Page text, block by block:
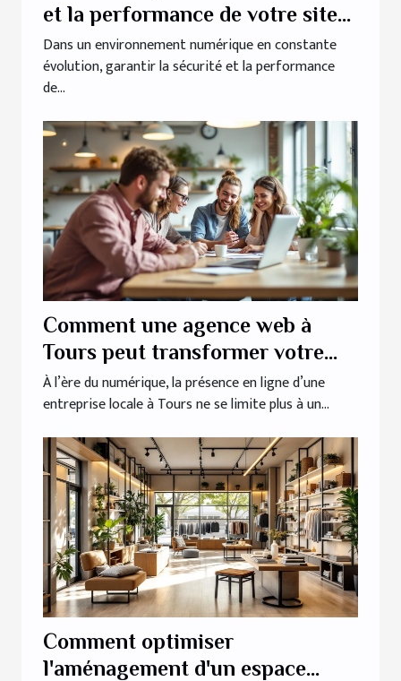
et la performance de votre site
web ?
Dans un environnement numérique en constante
évolution, garantir la sécurité et la performance
de...
Comment une agence web à
Tours peut transformer votre
entreprise locale
À l’ère du numérique, la présence en ligne d’une
entreprise locale à Tours ne se limite plus à un...
Comment optimiser
l'aménagement d'un espace